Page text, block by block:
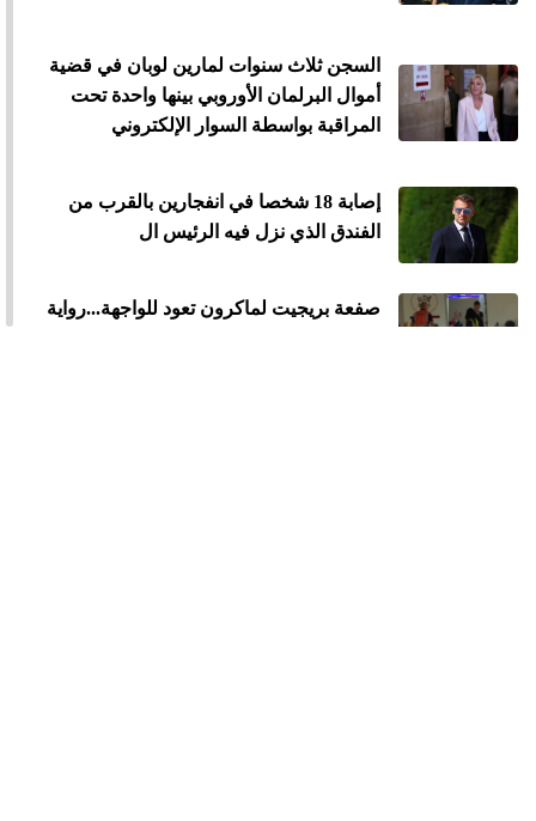
السجن ثلاث سنوات لمارين لوبان في قضية
أموال البرلمان الأوروبي بينها واحدة تحت
المراقبة بواسطة السوار الإلكتروني
إصابة 18 شخصا في انفجارين بالقرب من
الفندق الذي نزل فيه الرئيس ال
صفعة بريجيت لماكرون تعود للواجهة...رواية